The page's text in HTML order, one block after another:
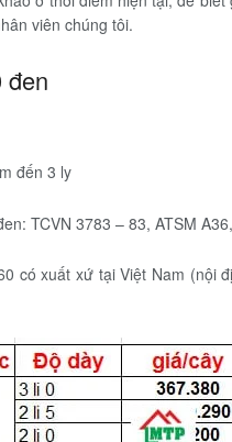
viên chúng tôi.
đen
đến 3 ly
TCVN 3783 – 83, ATSM
có xuất xứ tại Việt Nam (nội